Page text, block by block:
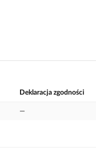
Deklaracja zgodności
—